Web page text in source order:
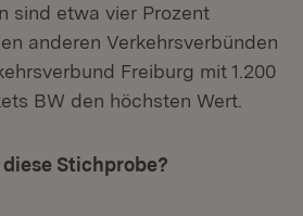
sind etwa vier Prozent
anderen Verkehrsverbünden
Freiburg mit 1.200
BW den höchsten Wert.
Stichprobe?